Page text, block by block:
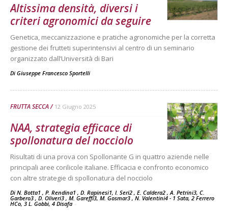
Altissima densità, diversi i
criteri agronomici da seguire
Genetica, meccanizzazione e pratiche agronomiche per la corretta
gestione dei frutteti superintensivi al centro di un seminario
organizzato dall’Università di Bari
Di Giuseppe Francesco Sportelli
FRUTTA SECCA 12 Giugno 2025
NAA, strategia efficace di
spollonatura del nocciolo
Risultati di una prova con Spollonante G in quattro aziende nelle
principali aree corilicole italiane. Efficacia e confronto economico
con altre strategie di spollonatura del nocciolo
Di N. Botta1 , P. Rendina1 , D. Rapinesi1, I. Seri2 , E. Caldera2 , A. Petrini3, C.
Garbero3 , D. Oliveri3 , M. Gareffi3, M. Gosmar3 , N. Valentini4 - 1 Sata, 2 Ferrero
HCo, 3 L. Gobbi, 4 Disafa -